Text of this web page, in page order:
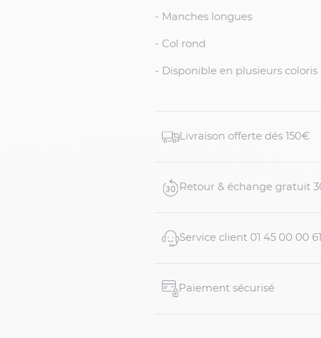
- Manches longues
- Col rond
- Disponible en plusieurs coloris
Livraison offerte dés 150€
Retour & échange gratuit
Service client 01 45 00 00 61
Paiement sécurisé